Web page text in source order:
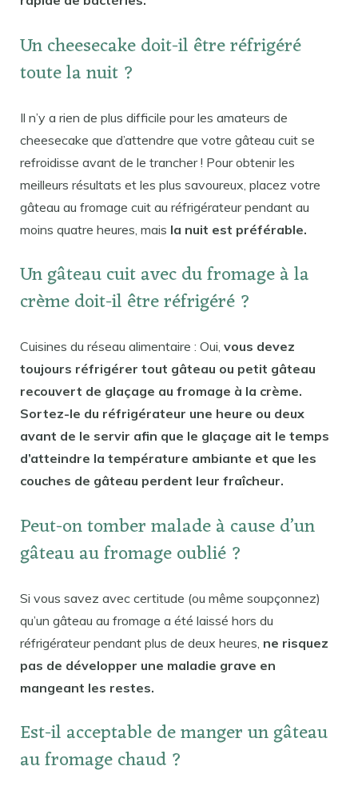
Un cheesecake doit-il être réfrigéré
toute la nuit ?
Il n’y a rien de plus difficile pour les amateurs de
cheesecake que d’attendre que votre gâteau cuit se
refroidisse avant de le trancher ! Pour obtenir les
meilleurs résultats et les plus savoureux, placez votre
gâteau au fromage cuit au réfrigérateur pendant au
moins quatre heures, mais la nuit est préférable.
Un gâteau cuit avec du fromage à la
crème doit-il être réfrigéré ?
Cuisines du réseau alimentaire : Oui, vous devez
toujours réfrigérer tout gâteau ou petit gâteau
recouvert de glaçage au fromage à la crème.
Sortez-le du réfrigérateur une heure ou deux
avant de le servir afin que le glaçage ait le temps
d’atteindre la température ambiante et que les
couches de gâteau perdent leur fraîcheur.
Peut-on tomber malade à cause d’un
gâteau au fromage oublié ?
Si vous savez avec certitude (ou même soupçonnez)
qu’un gâteau au fromage a été laissé hors du
réfrigérateur pendant plus de deux heures, ne risquez
pas de développer une maladie grave en
mangeant les restes.
Est-il acceptable de manger un gâteau
au fromage chaud ?